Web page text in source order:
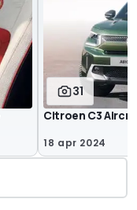
31
Citroen C3
18 apr 2024